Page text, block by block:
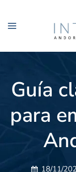
Guía
para
18/11/